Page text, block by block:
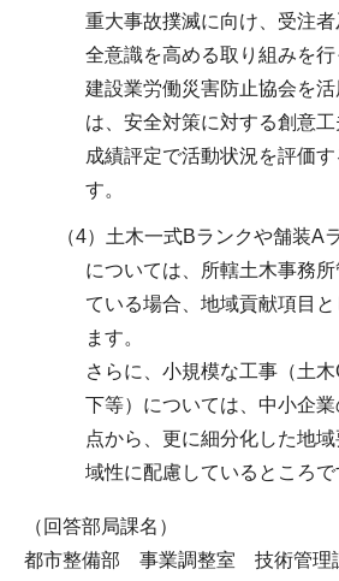
重大事故撲滅に向け、受注
全意識を高める取り組みを行
建設業労働災害防止協会を
は、安全対策に対する創意
成績評定で活動状況を評価
す。
（4）土木一式Bランクや舗装A
については、所轄土木事務
ている場合、地域貢献項目
ます。
さらに、小規模な工事（土
下等）については、中小企
点から、更に細分化した地
域性に配慮しているところで
（回答部局課名）
都市整備部 事業調整室 技術管理